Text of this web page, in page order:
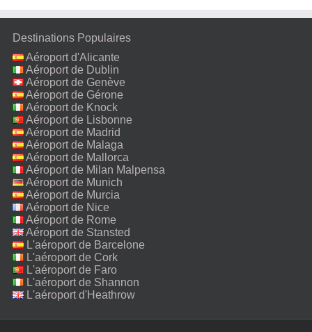
Destinations Populaires
Aéroport d'Alicante
Aéroport de Dublin
Aéroport de Genève
Aéroport de Gérone
Aéroport de Knock
Aéroport de Lisbonne
Aéroport de Madrid
Aéroport de Malaga
Aéroport de Mallorca
Aéroport de Milan Malpensa
Aéroport de Munich
Aéroport de Murcia
Aéroport de Nice
Aéroport de Rome
Fiumicino
Aéroport de Stansted
L'aéroport de Barcelone
L'aéroport de Cork
L'aéroport de Faro
L'aéroport de Shannon
L'aéroport d'Heathrow